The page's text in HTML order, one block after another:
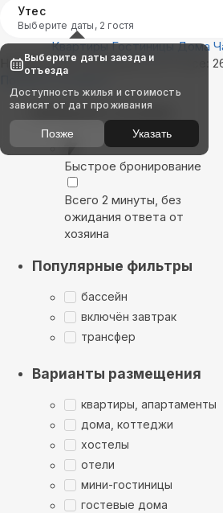
Утес
Выберите даты, 2 гостя
Квартиры Гостиницы Дома
Найдём, где остановиться в Утесе:
Показать на карте
Выбирайте лучшее
Быстрое бронирование
Всего 2 минуты, без
ожидания ответа от
хозяина
Популярные фильтры
бассейн
включён завтрак
трансфер
Варианты размещения
квартиры, апартаменты
дома, коттеджи
хостелы
отели
мини-гостиницы
гостевые дома
Выберите даты заезда и
отъезда
Доступность жилья и стоимость
зависят от дат проживания
Позже Указать